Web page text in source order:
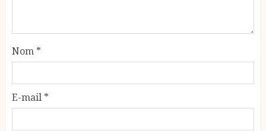
Nom *
E-mail *